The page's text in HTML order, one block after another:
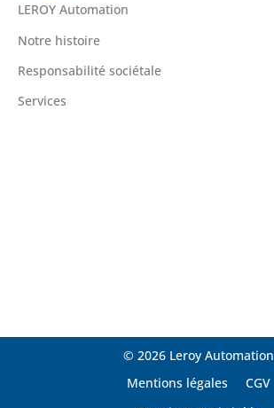
LEROY Automation
Notre histoire
Responsabilité sociétale
Services
© 2026 Leroy Automation
Mentions légales
CGV